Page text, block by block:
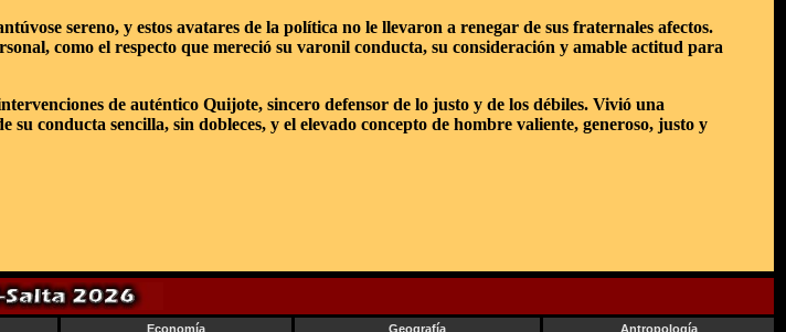
sereno, y estos avatares de la política no le llevaron a renegar de sus fraternales afectos.
como el respecto que mereció su varonil conducta, su consideración y amable actitud para
de auténtico Quijote, sincero defensor de lo justo y de los débiles. Vivió una
conducta sencilla, sin dobleces, y el elevado concepto de hombre valiente, generoso, justo y
Economía Geografía Antropología